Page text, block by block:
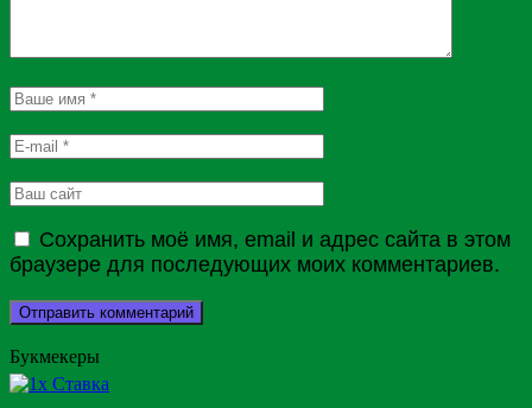
Сохранить моё имя, email и адрес сайта в этом
браузере для последующих моих комментариев.
Букмекеры